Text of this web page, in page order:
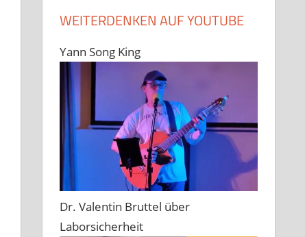
WEITERDENKEN AUF YOUTUBE
Yann Song King
Dr. Valentin Bruttel über
Laborsicherheit